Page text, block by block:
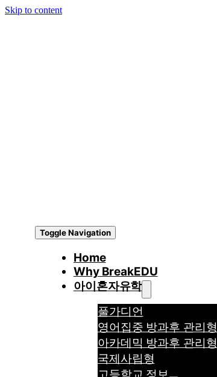
Skip to content
Toggle Navigation
Home
Why BreakEDU
아이혼자유학
풀가디언
영어집중 방과후 관리형
아카데믹 방과후 관리형
국제사립형